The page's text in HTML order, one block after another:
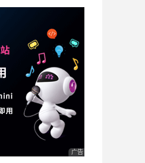
广告 商业广告，理性选择